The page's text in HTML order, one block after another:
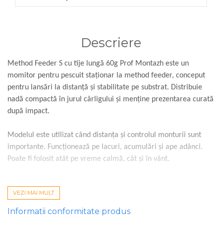
Descriere
Method Feeder S cu tije lungă 60g Prof Montazh este un
momitor pentru pescuit staționar la method feeder, conceput
pentru lansări la distanță și stabilitate pe substrat. Distribuie
nadă compactă în jurul cârligului și menține prezentarea curată
după impact.
Modelul este utilizat când distanța și controlul monturii sunt
importante. Funcționează pe lacuri, acumulări și ape adânci.
Poate fi folosit atât pe vreme calmă, cât și în vânt.
folosirea momelilor mici, wafter sau pop up fin.
Utilizare tipică:
VEZI MAI MULT
Informatii conformitate produs